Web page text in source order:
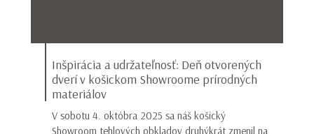
Inšpirácia a udržateľnosť: Deň otvorených
dverí v košickom Showroome prírodných
materiálov
V sobotu 4. októbra 2025 sa náš košický
Showroom tehlových obkladov druhýkrát zmenil na